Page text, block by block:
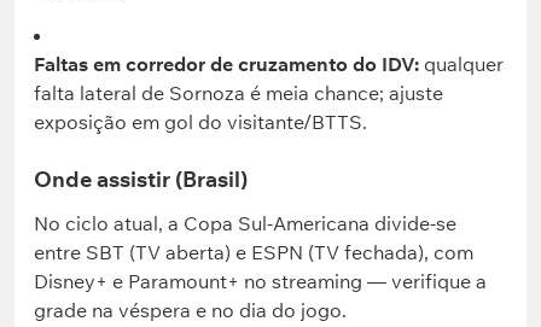
Faltas em corredor de cruzamento do IDV: qualquer
falta lateral de Sornoza é meia chance; ajuste
exposição em gol do visitante/BTTS.
Onde assistir (Brasil)
No ciclo atual, a Copa Sul-Americana divide-se
entre SBT (TV aberta) e ESPN (TV fechada), com
Disney+ e Paramount+ no streaming — verifique a
grade na véspera e no dia do jogo.